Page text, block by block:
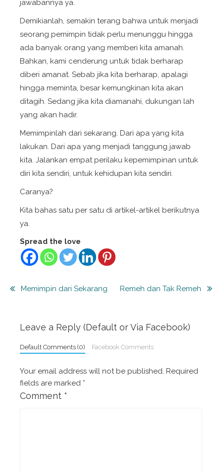
jawabannya ya.
Demikianlah, semakin terang bahwa untuk menjadi
seorang pemimpin tidak perlu menunggu hingga
ada banyak orang yang memberi kita amanah.
Bahkan, kami cenderung untuk tidak berharap
diberi amanat. Sebab jika kita berharap, apalagi
hingga meminta, besar kemungkinan kita akan
ditagih. Sedang jika kita diamanahi, dukungan lah
yang akan hadir.
Memimpinlah dari sekarang. Dari apa yang kita
lakukan. Dari apa yang menjadi tanggung jawab
kita. Jalankan empat perilaku kepemimpinan untuk
diri kita sendiri, untuk kehidupan kita sendiri.
Caranya?
Kita bahas satu per satu di artikel-artikel berikutnya
ya.
Spread the love
Post
Memimpin dari Sekarang Remeh dan Tak Remeh
Leave a Reply (Default or Via Facebook)
Default Comments (0) Facebook Comments
Your email address will not be published. Required
fields are marked *
Comment *